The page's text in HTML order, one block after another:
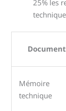
25% les
Document
Mémoire
technique